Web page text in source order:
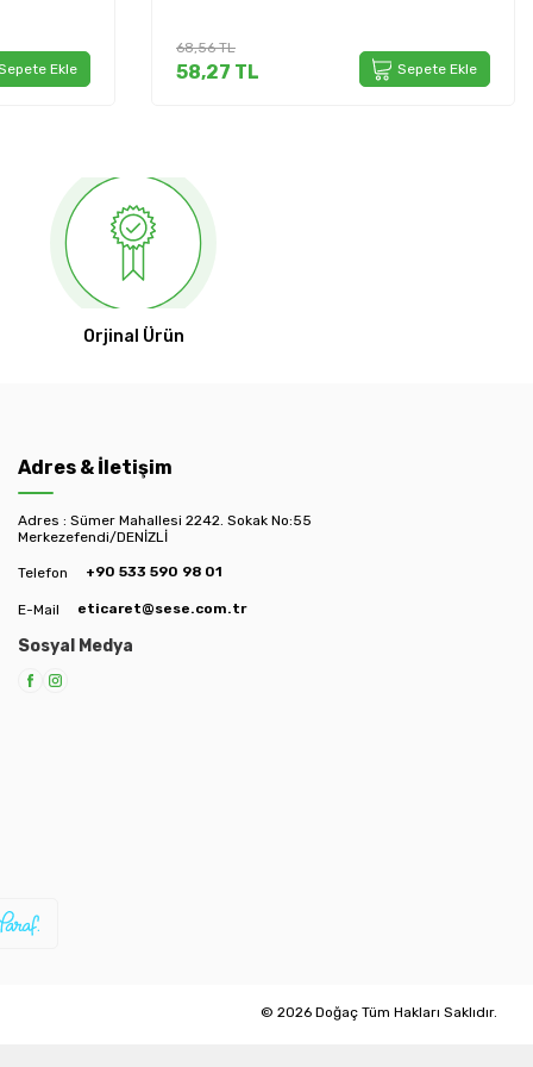
TL Sepete Ekle
21,60TL
18,36TL
Orjinal Ürün
Adres & İletişim
Adres : Sümer Mahallesi 2242. Sokak No:55
Merkezefendi/DENİZLİ
Telefon +90 533 590 98 01
E-Mail eticaret@sese.com.tr
Sosyal Medya
© 2026 Doğaç Tüm Hakları Saklıdır.